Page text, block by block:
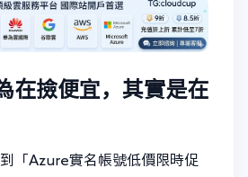
在撿便宜，其實是在
「Azure實名帳號低價限時促